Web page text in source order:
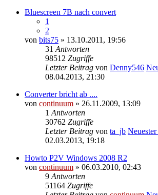
Bluescreen 7B nach convert
1
2
von bits75 » 13.10.2011, 19:56
31 Antworten
98512 Zugriffe
Letzter Beitrag von Denny546
08.04.2013, 21:30
Converter bricht ab ....
von continuum » 26.11.2009, 13:09
1 Antworten
30762 Zugriffe
Letzter Beitrag von ta_jb
02.03.2013, 19:18
Howto P2V Windows 2008 R2
von continuum » 06.03.2010, 02:43
9 Antworten
51164 Zugriffe